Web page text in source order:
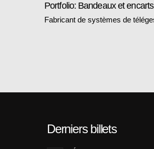
Portfolio: Bandeaux et encarts
Fabricant de systèmes de
Derniers billets